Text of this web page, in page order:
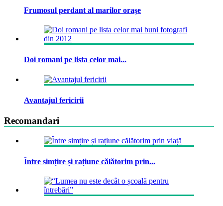
Frumosul perdant al marilor oraşe
Doi romani pe lista celor mai...
Avantajul fericirii
Recomandari
Între simțire și rațiune călătorim prin...